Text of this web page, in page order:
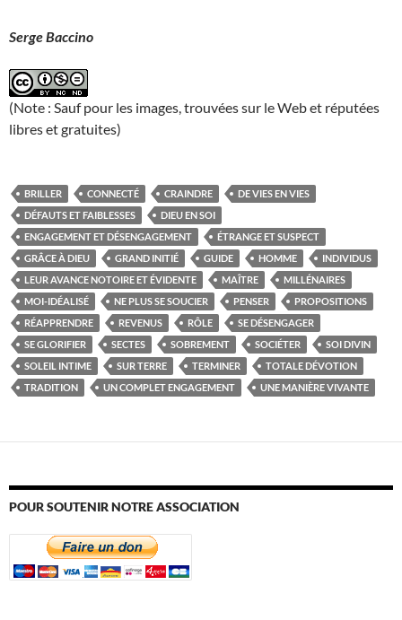
Serge Baccino
(Note : Sauf pour les images, trouvées sur le Web et réputées
libres et gratuites)
BRILLER CONNECTÉ CRAINDRE
DE VIES EN VIES
DÉFAUTS ET FAIBLESSES
DIEU EN SOI
ENGAGEMENT ET DÉSENGAGEMENT
ÉTRANGE ET SUSPECT
GRÂCE À DIEU
GRAND INITIÉ GUIDE HOMME
INDIVIDUS
LEUR AVANCE NOTOIRE ET ÉVIDENTE
MAÎTRE
MILLÉNAIRES
MOI-IDÉALISÉ
NE PLUS SE SOUCIER PENSER
PROPOSITIONS
RÉAPPRENDRE
REVENUS RÔLE
SE DÉSENGAGER
SE GLORIFIER
SECTES SOBREMENT SOCIÉTER
SOI DIVIN
SOLEIL INTIME
SUR TERRE TERMINER
TOTALE DÉVOTION
TRADITION
UN COMPLET ENGAGEMENT UNE MANIÈRE VIVANTE
POUR SOUTENIR NOTRE ASSOCIATION